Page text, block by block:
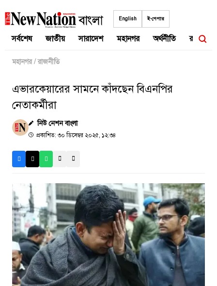
to
English ই-পেপার
সর্বশেষ জাতীয় সারাদেশ মহানগর অর্থনীতি রাজনীতি
মহানগর / রাজনীতি
এভারকেয়ারের সামনে কাঁদছেন বিএনপির
নেতাকর্মীরা
নিউ নেশন বাংলা
প্রকাশিত: ৩০ ডিসেম্বর ২০২৫, ১২:৩৪